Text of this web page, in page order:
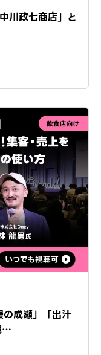
川政七商店」と
の成瀬」「出汁
…